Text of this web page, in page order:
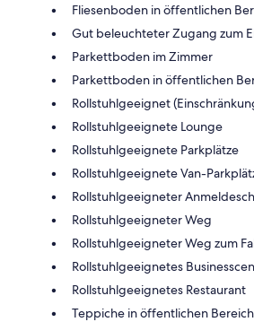
Fliesenboden in öffentlichen
Gut beleuchteter Zugang zum
Parkettboden im Zimmer
Parkettboden in öffentlichen
Rollstuhlgeeignet
Rollstuhlgeeignete Lounge
Rollstuhlgeeignete Parkplätze
Rollstuhlgeeignete Van-
Rollstuhlgeeigneter
Rollstuhlgeeigneter Weg
Rollstuhlgeeigneter Weg zum
Rollstuhlgeeignetes
Rollstuhlgeeignetes Restaurant
Teppiche in öffentlichen